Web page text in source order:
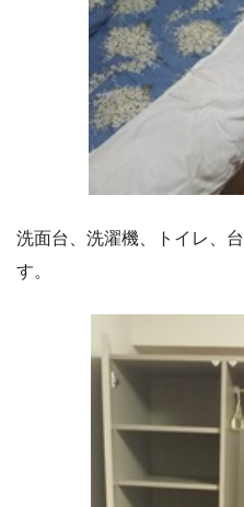
洗面台、洗濯機、トイレ、
す。